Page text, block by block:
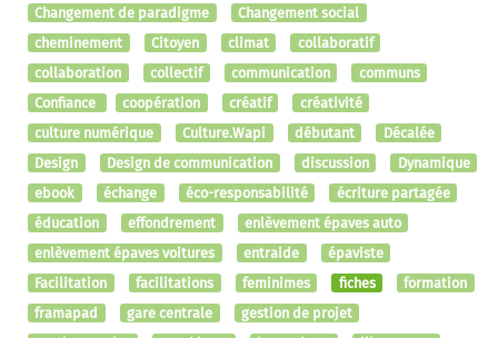
Changement de paradigme
Changement social
cheminement
Citoyen climat
collaboratif
collaboration
collectif communication
communs
Confiance
coopération créatif
créativité
culture numérique
Culture.Wapi débutant
Décalée
Design
Design de communication discussion
Dynamique
ebook
échange éco-responsabilité
écriture partagée
éducation
effondrement
enlèvement épaves auto
enlèvement épaves voitures
entraide
épaviste
Facilitation
facilitations feminimes fiches
formation
framapad
gare centrale
gestion de projet